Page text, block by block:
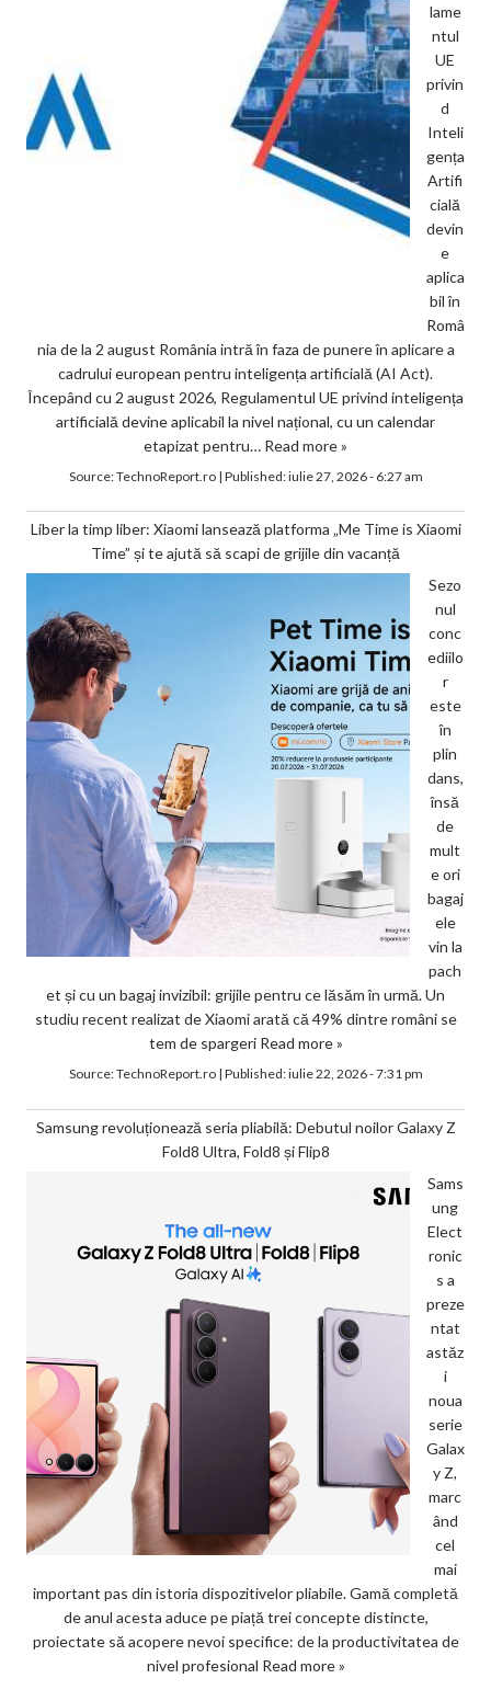
lame
ntul
UE
privin
d
Inteli
gența
Artifi
cială
devin
e
aplica
bil în
Româ
nia de la 2 august România intră în faza de punere în aplicare a
cadrului european pentru inteligența artificială (AI Act).
Începând cu 2 august 2026, Regulamentul UE privind inteligența
artificială devine aplicabil la nivel național, cu un calendar
etapizat pentru… Read more »
Source:TechnoReport.ro| Published:iulie 27, 2026 - 6:27 am
Liber la timp liber: Xiaomi lansează platforma „Me Time is Xiaomi
Time” și te ajută să scapi de grijile din vacanță
Sezo
nul
conc
ediilo
r
este
în
plin
dans,
însă
de
mult
e ori
bagaj
ele
vin la
pach
et și cu un bagaj invizibil: grijile pentru ce lăsăm în urmă. Un
studiu recent realizat de Xiaomi arată că 49% dintre români se
tem de spargeri Read more »
Source:TechnoReport.ro| Published:iulie 22, 2026 - 7:31 pm
Samsung revoluționează seria pliabilă: Debutul noilor Galaxy Z
Fold8 Ultra, Fold8 și Flip8
Sams
ung
Elect
ronic
s a
preze
ntat
astăz
i
noua
serie
Galax
y Z,
marc
ând
cel
mai
important pas din istoria dispozitivelor pliabile. Gamă completă
de anul acesta aduce pe piață trei concepte distincte,
proiectate să acopere nevoi specifice: de la productivitatea de
nivel profesional Read more »